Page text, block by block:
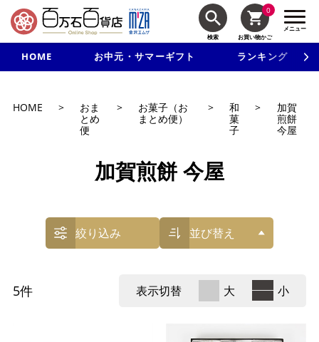
検索
0
お買い物かご
メニュー
HOME お中元・サマーギフト ランキング
新規入会で3千円以上で使える500円クーポンを進呈！
HOME >
おま
とめ
便
>
お菓子（お
まとめ便）
>
和
菓
子
>
加賀
煎餅
今屋
加賀煎餅 今屋
絞り込み 並び替え
5件 表示切替 大 小